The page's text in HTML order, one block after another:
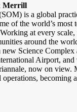
Merrill
is a global
of the world’s
at every
around the
Science
Airport,
now on view.
becoming